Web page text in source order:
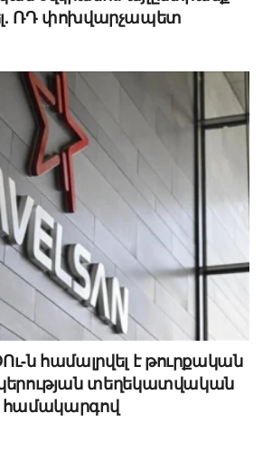
ՌԴ փոխվարչապետ
ն համալրվել է թուրքական
տեղեկատվական
համակարգով